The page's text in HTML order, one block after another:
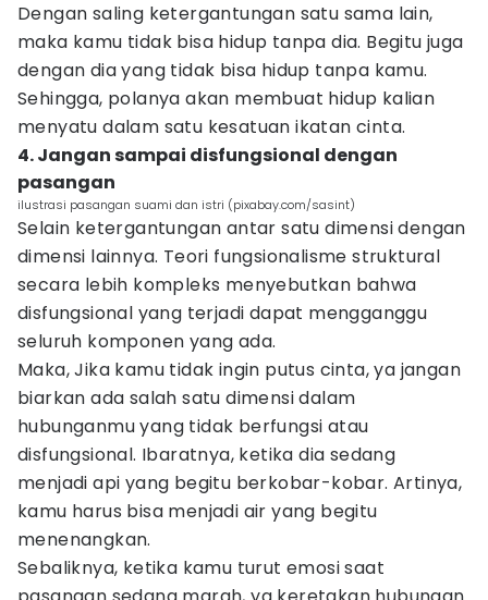
Dengan saling ketergantungan satu sama lain,
maka kamu tidak bisa hidup tanpa dia. Begitu juga
dengan dia yang tidak bisa hidup tanpa kamu.
Sehingga, polanya akan membuat hidup kalian
menyatu dalam satu kesatuan ikatan cinta.
4. Jangan sampai disfungsional dengan
pasangan
ilustrasi pasangan suami dan istri (pixabay.com/sasint)
Selain ketergantungan antar satu dimensi dengan
dimensi lainnya. Teori fungsionalisme struktural
secara lebih kompleks menyebutkan bahwa
disfungsional yang terjadi dapat mengganggu
seluruh komponen yang ada.
Maka, Jika kamu tidak ingin putus cinta, ya jangan
biarkan ada salah satu dimensi dalam
hubunganmu yang tidak berfungsi atau
disfungsional. Ibaratnya, ketika dia sedang
menjadi api yang begitu berkobar-kobar. Artinya,
kamu harus bisa menjadi air yang begitu
menenangkan.
Sebaliknya, ketika kamu turut emosi saat